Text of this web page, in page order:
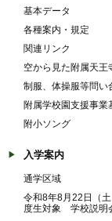
基本データ
各種案内・規定
関連リンク
空から見た附属天王
制服、体操服等問い
附属学校園支援事業
附小ソング
入学案内
通学区域
令和8年8月22日（
度生対象 学校説明